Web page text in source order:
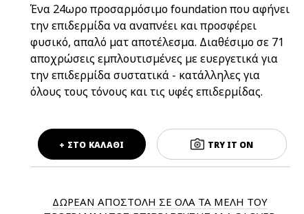
Ένα 24ωρο προσαρμόσιμο foundation που αφήνει
την επιδερμίδα να αναπνέει και προσφέρει
φυσικό, απαλό ματ αποτέλεσμα. Διαθέσιμο σε 71
αποχρώσεις εμπλουτισμένες με ευεργετικά για
την επιδερμίδα συστατικά - κατάλληλες για
όλους τους τόνους και τις υφές επιδερμίδας.
TRY IT ON
+ ΣΤΟ ΚΑΛΑΘΙ
ΔΩΡΕΑΝ ΑΠΟΣΤΟΛΗ ΣΕ ΟΛΑ ΤΑ ΜΕΛΗ ΤΟΥ